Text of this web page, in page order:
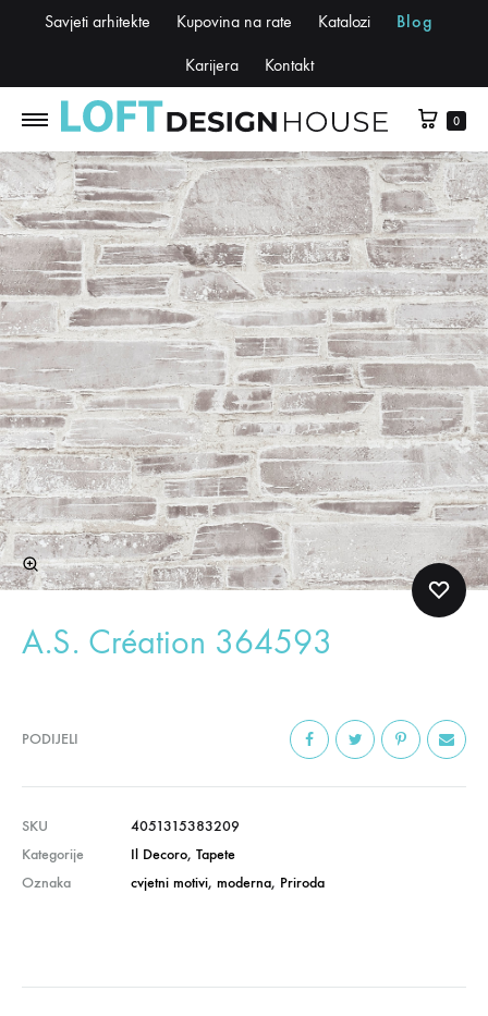
Savjeti arhitekte Kupovina na rate Katalozi Blog
Karijera Kontakt
0
A.S. Création 364593
PODIJELI
SKU
4051315383209
Kategorije
Il Decoro, Tapete
Oznaka
cvjetni motivi, moderna, Priroda